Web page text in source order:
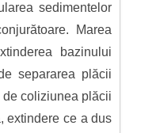
sedimentelor
Marea
bazinului
separarea plăcii
coliziunea plăcii
extindere ce a dus